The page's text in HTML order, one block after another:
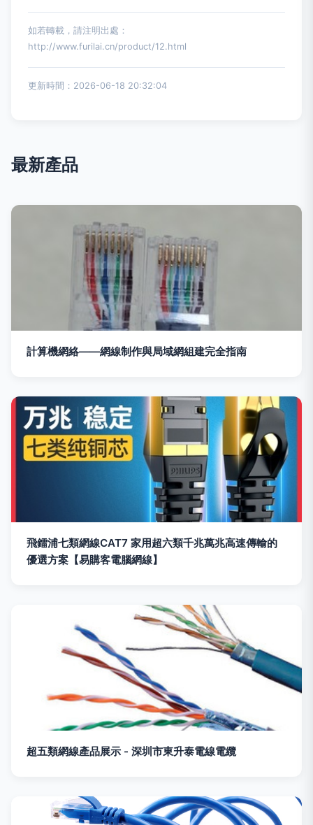
如若轉載，請注明出處：
http://www.furilai.cn/product/12.html
更新時間：2026-06-18 20:32:04
最新產品
計算機網絡——網線制作與局域網組建完全指南
飛鐳浦七類網線CAT7 家用超六類千兆萬兆高速傳輸的
優選方案【易購客電腦網線】
超五類網線產品展示 - 深圳市東升泰電線電纜